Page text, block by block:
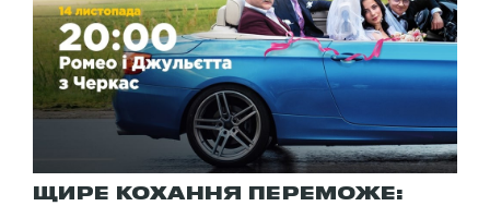
ЩИРЕ КОХАННЯ ПЕРЕМОЖЕ: